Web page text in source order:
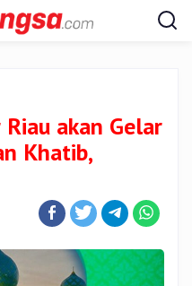
akan Gelar
Khatib,